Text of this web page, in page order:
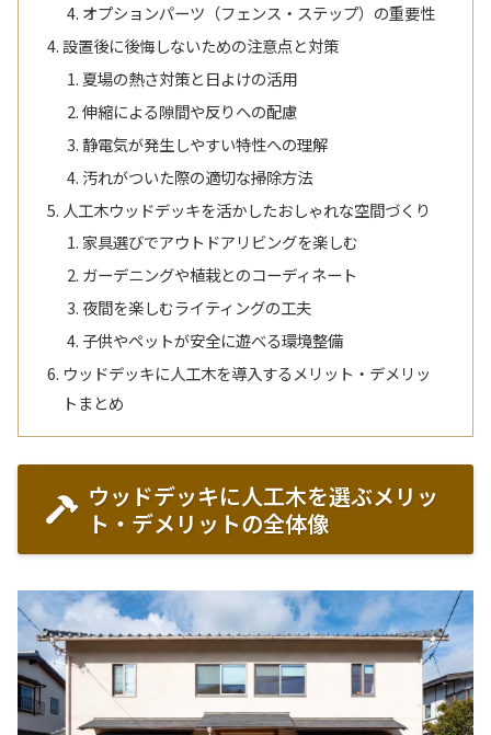
オプションパーツ（フェンス・ステップ）の重要性
設置後に後悔しないための注意点と対策
夏場の熱さ対策と日よけの活用
伸縮による隙間や反りへの配慮
静電気が発生しやすい特性への理解
汚れがついた際の適切な掃除方法
人工木ウッドデッキを活かしたおしゃれな空間づくり
家具選びでアウトドアリビングを楽しむ
ガーデニングや植栽とのコーディネート
夜間を楽しむライティングの工夫
子供やペットが安全に遊べる環境整備
ウッドデッキに人工木を導入するメリット・デメリッ
トまとめ
ウッドデッキに人工木を選ぶメリッ
ト・デメリットの全体像